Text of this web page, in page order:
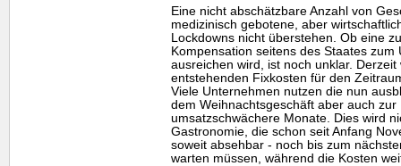
Eine nicht abschätzbare Anzahl von
medizinisch gebotene, aber
Lockdowns nicht überstehen. Ob eine
Kompensation seitens des Staates zum
ausreichen wird, ist noch unklar.
entstehenden Fixkosten für den
Viele Unternehmen nutzen die nun
dem Weihnachtsgeschäft aber auch zur
umsatzschwächere Monate. Dies wird
Gastronomie, die schon seit Anfang
soweit absehbar - noch bis zum
warten müssen, während die Kosten